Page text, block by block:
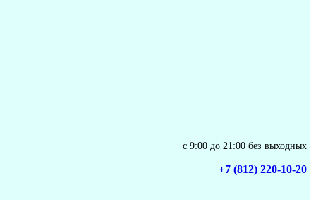
с 9:00 до 21:00 без выходных
+7 (812) 220-10-20